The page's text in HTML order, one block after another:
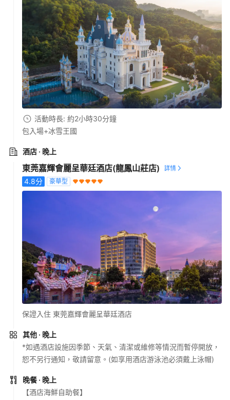
活動時長: 約2小時30分鐘
包入場+冰雪王國
酒店 · 晚上
東莞嘉輝會麗呈華廷酒店(龍鳳山莊店)
4.8分 豪華型
保證入住 東莞嘉輝會麗呈華廷酒店
其他 · 晚上
*如遇酒店設施因季節、天氣、清潔或維修等情況而暫停開放，
恕不另行通知，敬請留意。(如享用酒店游泳池必須戴上泳帽)
晚餐 · 晚上
【酒店海鮮自助餐】